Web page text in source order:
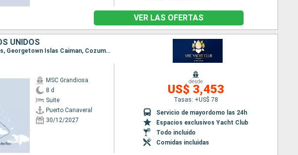
VER LAS OFERTAS
UNIDOS
Itinerario : Puerto Canaveral, Ocean cay MSC marine reserve, Ocho Rios, Georgetown Islas Caiman, Cozumel, Puerto Canaveral
MSC Grandiosa
8 d
Suite
Puerto Canaveral
30/12/2027
desde
US$ 3,453
Tasas: +US$ 78
Servicio de mayordomo las 24h
Espacios exclusivos Yacht Club
Todo incluido
Comidas incluidas